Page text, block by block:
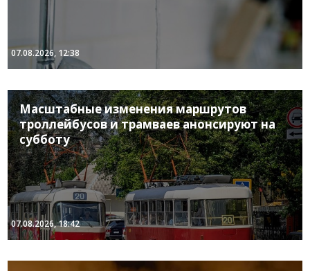
07.08.2026, 12:38
Масштабные изменения маршрутов
троллейбусов и трамваев анонсируют на
субботу
07.08.2026, 18:42